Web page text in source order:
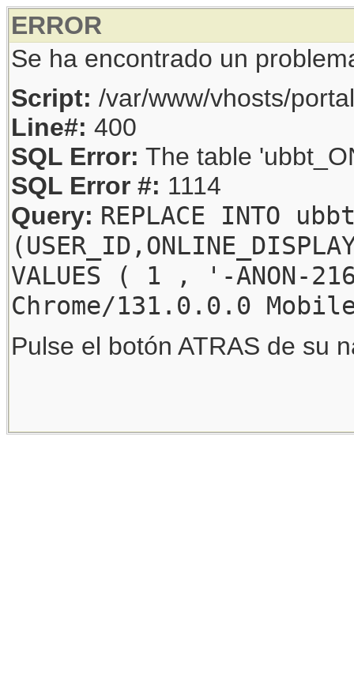
ERROR
Se ha encontrado un
Script: /var/www/vhosts/
Line#: 400
SQL Error: The table
SQL Error #: 1114
Query: REPLACE INTO
VALUES ( 1 , '-
Chrome/131.0.0.0
Pulse el botón ATRAS de su